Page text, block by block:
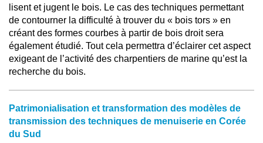
lisent et jugent le bois. Le cas des techniques permettant
de contourner la difficulté à trouver du « bois tors » en
créant des formes courbes à partir de bois droit sera
également étudié. Tout cela permettra d’éclairer cet aspect
exigeant de l’activité des charpentiers de marine qu’est la
recherche du bois.
Patrimonialisation et transformation des modèles de
transmission des techniques de menuiserie en Corée
du Sud